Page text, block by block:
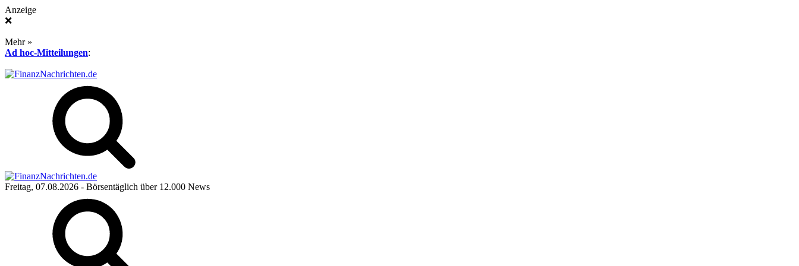
Anzeige
❌
Mehr »
Ad hoc-Mitteilungen:
Freitag, 07.08.2026 - Börsentäglich über 12.000 News